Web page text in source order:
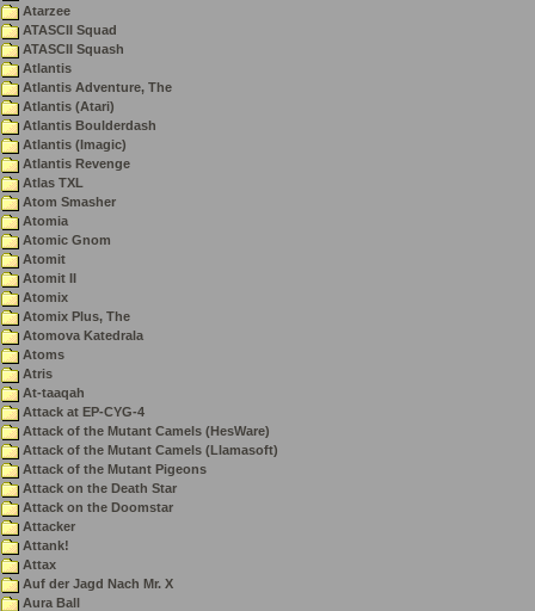
Atarzee
ATASCII Squad
ATASCII Squash
Atlantis
Atlantis Adventure, The
Atlantis (Atari)
Atlantis Boulderdash
Atlantis (Imagic)
Atlantis Revenge
Atlas TXL
Atom Smasher
Atomia
Atomic Gnom
Atomit
Atomit II
Atomix
Atomix Plus, The
Atomova Katedrala
Atoms
Atris
At-taaqah
Attack at EP-CYG-4
Attack of the Mutant Camels (HesWare)
Attack of the Mutant Camels (Llamasoft)
Attack of the Mutant Pigeons
Attack on the Death Star
Attack on the Doomstar
Attacker
Attank!
Attax
Auf der Jagd Nach Mr. X
Aura Ball